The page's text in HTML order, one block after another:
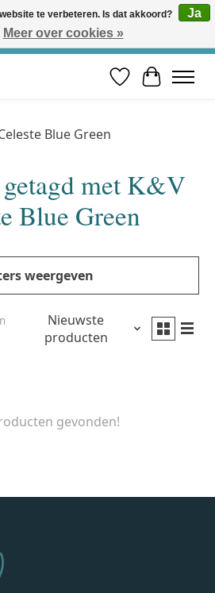
| Gratis verzending vanaf €50 | Professioneel slaapadvies
Verlanglijst
Blue Green
met K&V
Blue Green
weergeven
Nieuwste
producten
gevonden!
te verbeteren. Is dat akkoord?
Ja
Meer over cookies »